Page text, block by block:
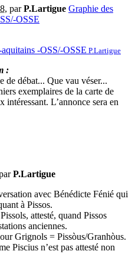
, parP.Lartigue Graphie des
OSSE
-OSS/-OSSE P.Lartigue
:
de débat... Que vau véser...
exemplaires de la carte de
intéressant. L’annonce sera en
P.Lartigue
avec Bénédicte Fénié qui
à Pissos.
attesté, quand Pissos
anciennes.
Grignols = Pissòus/Granhòus.
Piscius n’est pas attesté non